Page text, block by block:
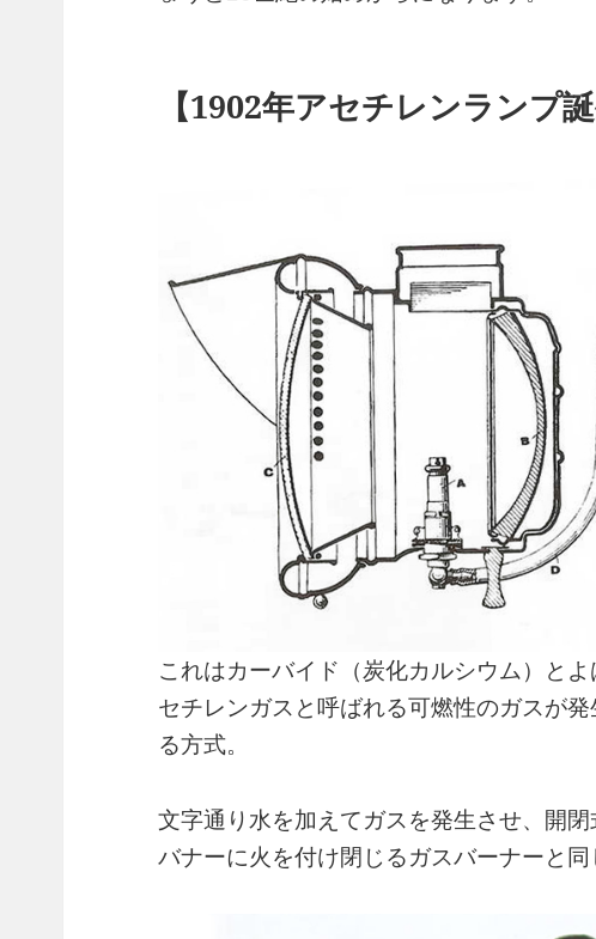
【1902年アセチレンランプ誕
これはカーバイド（炭化カルシウム）と
セチレンガスと呼ばれる可燃性のガスが
る方式。
文字通り水を加えてガスを発生させ、開
バナーに火を付け閉じるガスバーナーと同